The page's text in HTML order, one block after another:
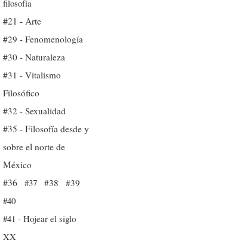
filosofía
#21 - Arte
#29 - Fenomenología
#30 - Naturaleza
#31 - Vitalismo
Filosófico
#32 - Sexualidad
#35 - Filosofía desde y
sobre el norte de
México
#36
#37 #38
#39
#40
#41 - Hojear el siglo
XX